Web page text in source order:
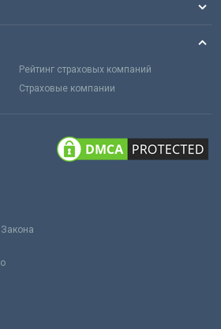
Рейтинг страховых компаний
Страховые компании